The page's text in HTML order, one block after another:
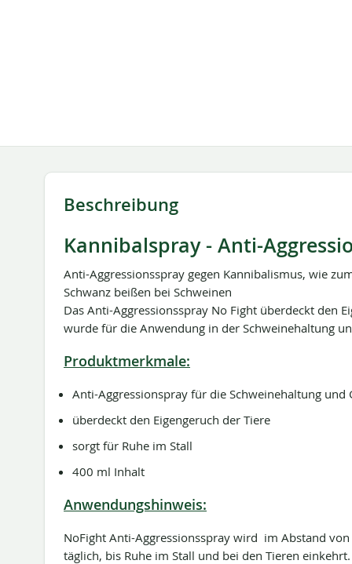
Beschreibung
Kannibalspray - Anti-
Anti-Aggressionsspray gegen Kannibalismus, wie
Schwanz beißen bei Schweinen
Das Anti-Aggressionsspray No Fight überdeckt den
wurde für die Anwendung in der Schweinehaltung
Produktmerkmale:
Anti-Aggressionspray für die Schweinehaltung und
überdeckt den Eigengeruch der Tiere
sorgt für Ruhe im Stall
400 ml Inhalt
Anwendungshinweis:
NoFight Anti-Aggressionsspray wird im Abstand
täglich, bis Ruhe im Stall und bei den Tieren einkehrt.